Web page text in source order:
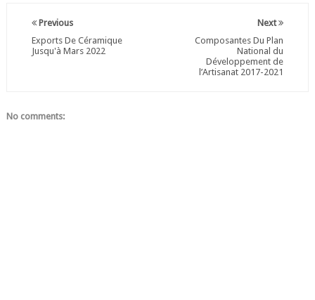
Next
Composantes Du Plan
National du
Développement de
l’Artisanat 2017-2021
Previous
Exports De Céramique
Jusqu'à Mars 2022
No comments: